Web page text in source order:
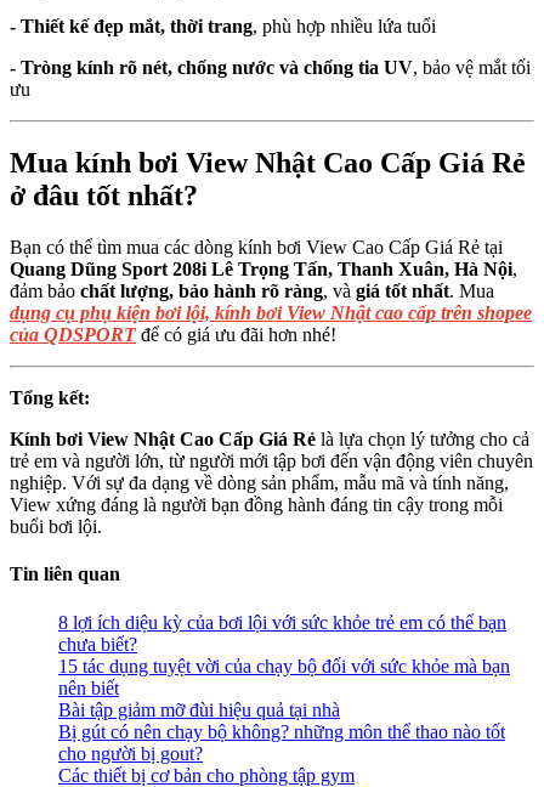
- Thiết kế đẹp mắt, thời trang, phù hợp nhiều lứa tuổi
- Tròng kính rõ nét, chống nước và chống tia UV, bảo vệ mắt tối
ưu
Mua kính bơi View Nhật Cao Cấp Giá Rẻ
ở đâu tốt nhất?
Bạn có thể tìm mua các dòng kính bơi View Cao Cấp Giá Rẻ tại
Quang Dũng Sport 208i Lê Trọng Tấn, Thanh Xuân, Hà Nội,
đảm bảo chất lượng, bảo hành rõ ràng, và giá tốt nhất. Mua
dụng cụ phụ kiện bơi lội, kính bơi View Nhật cao cấp trên shopee
của QDSPORTđể có giá ưu đãi hơn nhé!
Tổng kết:
Kính bơi View Nhật Cao Cấp Giá Rẻ là lựa chọn lý tưởng cho cả
trẻ em và người lớn, từ người mới tập bơi đến vận động viên chuyên
nghiệp. Với sự đa dạng về dòng sản phẩm, mẫu mã và tính năng,
View xứng đáng là người bạn đồng hành đáng tin cậy trong mỗi
buổi bơi lội.
Tin liên quan
8 lợi ích diệu kỳ của bơi lội với sức khỏe trẻ em có thể bạn
chưa biết?
15 tác dụng tuyệt vời của chạy bộ đối với sức khỏe mà bạn
nên biết
Bài tập giảm mỡ đùi hiệu quả tại nhà
Bị gút có nên chạy bộ không? những môn thể thao nào tốt
cho người bị gout?
Các thiết bị cơ bản cho phòng tập gym